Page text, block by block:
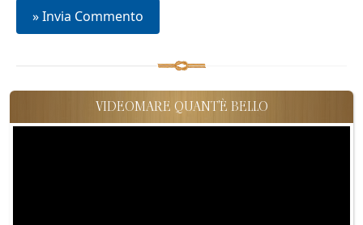
VIDEOMARE QUANT'È BELLO